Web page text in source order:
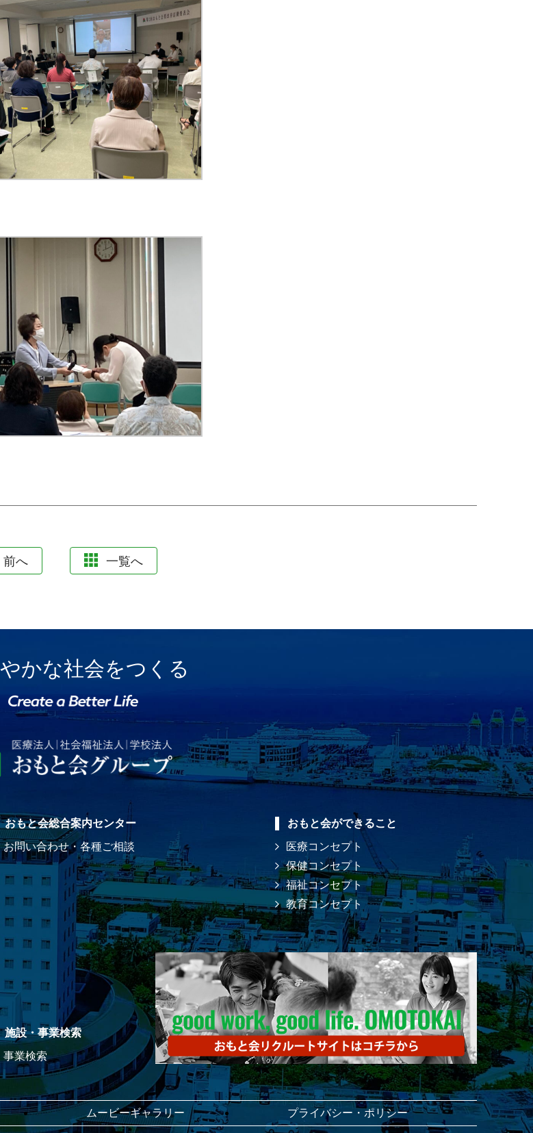
前へ 一覧へ
かな社会をつくる
おもと会総合案内センター
お問い合わせ・各種ご相談
おもと会ができること
医療コンセプト
保健コンセプト
福祉コンセプト
教育コンセプト
施設・事業検索
事業検索
ムービーギャラリー プライバシー・ポリシー